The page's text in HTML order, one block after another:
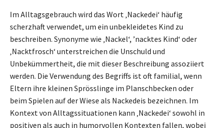
Im Alltagsgebrauch wird das Wort ‚Nackedei‘ häufig
scherzhaft verwendet, um ein unbekleidetes Kind zu
beschreiben. Synonyme wie ‚Nackel‘, ’nacktes Kind‘ oder
‚Nacktfrosch‘ unterstreichen die Unschuld und
Unbekümmertheit, die mit dieser Beschreibung assoziiert
werden. Die Verwendung des Begriffs ist oft familial, wenn
Eltern ihre kleinen Sprösslinge im Planschbecken oder
beim Spielen auf der Wiese als Nackedeis bezeichnen. Im
Kontext von Alltagssituationen kann ‚Nackedei‘ sowohl in
positiven als auch in humorvollen Kontexten fallen, wobei